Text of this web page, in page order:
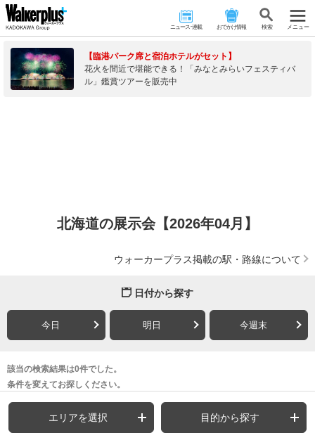
ニュース･連載 おでかけ情報 検 索 メニュー
【臨港パーク席と宿泊ホテルがセット】
花火を間近で堪能できる！「みなとみらいフェスティバ
ル」鑑賞ツアーを販売中
北海道の展示会【2026年04月】
ウォーカープラス掲載の駅・路線について
日付から探す
今日 明日 今週末
該当の検索結果は0件でした。
条件を変えてお探しください。
エリアを選択 目的から探す